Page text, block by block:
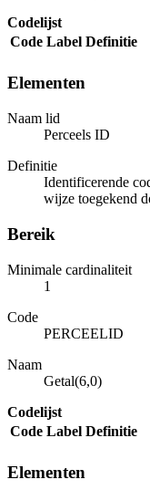
Codelijst
Code Label Definitie
Elementen
Naam lid
Perceels ID
Definitie
Identificerende
wijze toegekend
Bereik
Minimale cardinaliteit
1
Code
PERCEELID
Naam
Getal(6,0)
Codelijst
Code Label Definitie
Elementen